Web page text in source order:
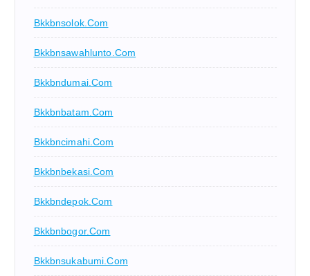
Bkkbnsolok.com
Bkkbnsawahlunto.com
Bkkbndumai.com
Bkkbnbatam.com
Bkkbncimahi.com
Bkkbnbekasi.com
Bkkbndepok.com
Bkkbnbogor.com
Bkkbnsukabumi.com